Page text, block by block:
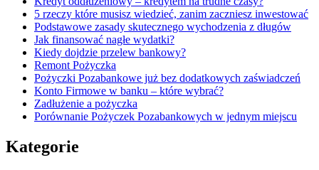
5 rzeczy które musisz wiedzieć, zanim zaczniesz inwestować
Podstawowe zasady skutecznego wychodzenia z długów
Jak finansować nagłe wydatki?
Kiedy dojdzie przelew bankowy?
Remont Pożyczka
Pożyczki Pozabankowe już bez dodatkowych zaświadczeń
Konto Firmowe w banku – które wybrać?
Zadłużenie a pożyczka
Porównanie Pożyczek Pozabankowych w jednym miejscu
Kategorie